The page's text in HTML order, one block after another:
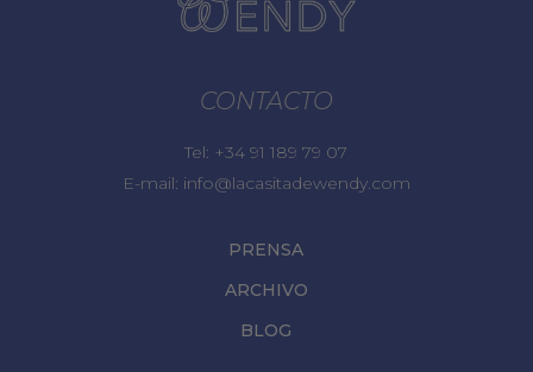
CONTACTO
Tel: +34 91 189 79 07
E-mail: info@lacasitadewendy.com
PRENSA
ARCHIVO
BLOG